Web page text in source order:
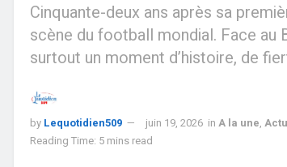
Cinquante-deux ans après sa
scène du football mondial. Face au
surtout un moment d’histoire, de
by Lequotidien509 juin 19, 2026 in A la une,
Reading Time: 5 mins read